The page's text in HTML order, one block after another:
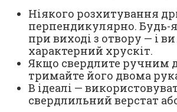
Ніякого розхитування
перпендикулярно. Будь-
при виході з отвору — і
характерний хрускіт.
Якщо свердлите ручним
тримайте його двома
В ідеалі —
свердлильний верстат